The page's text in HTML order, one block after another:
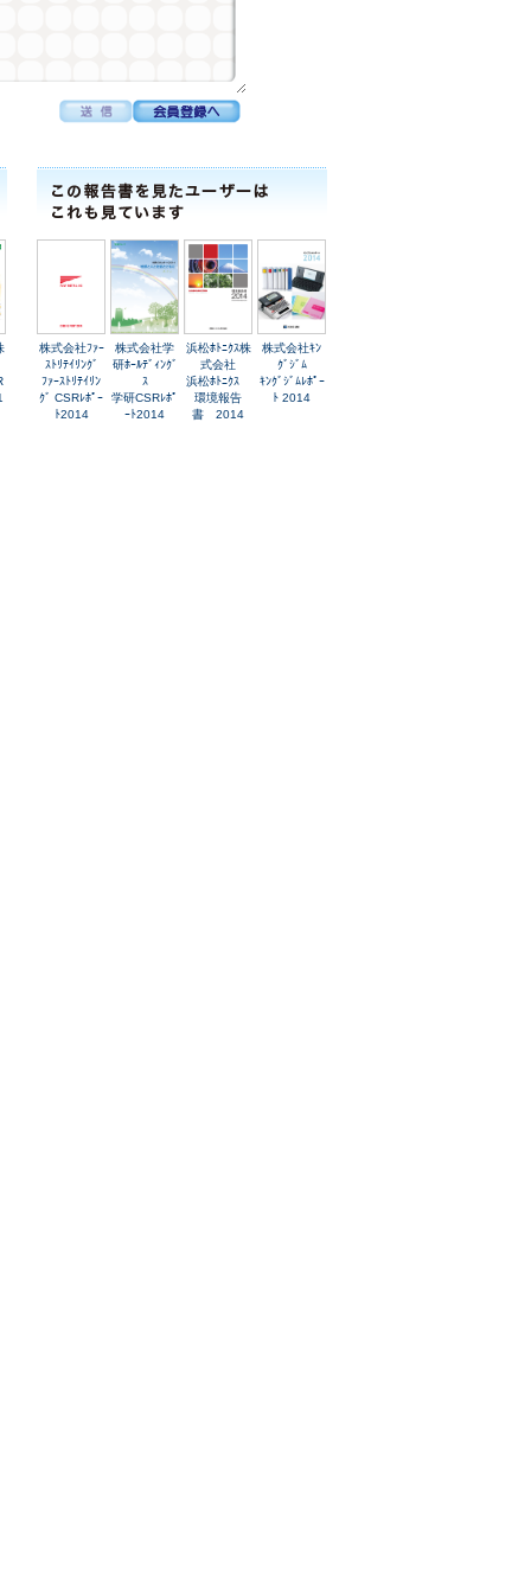
株式会社ﾌｧｰ
ｽﾄﾘﾃｲﾘﾝｸﾞ
ﾌｧｰｽﾄﾘﾃｲﾘﾝ
ｸﾞ CSRﾚﾎﾟｰ
ﾄ2014
株式会社学
研ﾎｰﾙﾃﾞｨﾝｸﾞ
ｽ
学研CSRﾚﾎﾟ
ｰﾄ2014
浜松ﾎﾄﾆｸｽ株
式会社
浜松ﾎﾄﾆｸｽ
環境報告
書 2014
株式会社ｷﾝ
ｸﾞｼﾞﾑ
ｷﾝｸﾞｼﾞﾑﾚﾎﾟｰ
ﾄ 2014